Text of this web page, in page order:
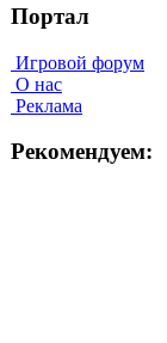
Портал
Игровой форум
О нас
Реклама
Рекомендуем: